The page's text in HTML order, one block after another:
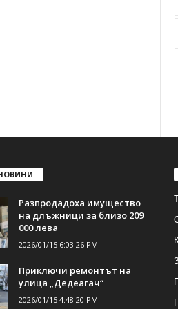
Разпродадоха имущество
на длъжници за близо 209
000 лева
2026/01/15 6:03:26 PM
Приключи ремонтът на
улица „Дедеагач“
2026/01/15 4:48:20 PM